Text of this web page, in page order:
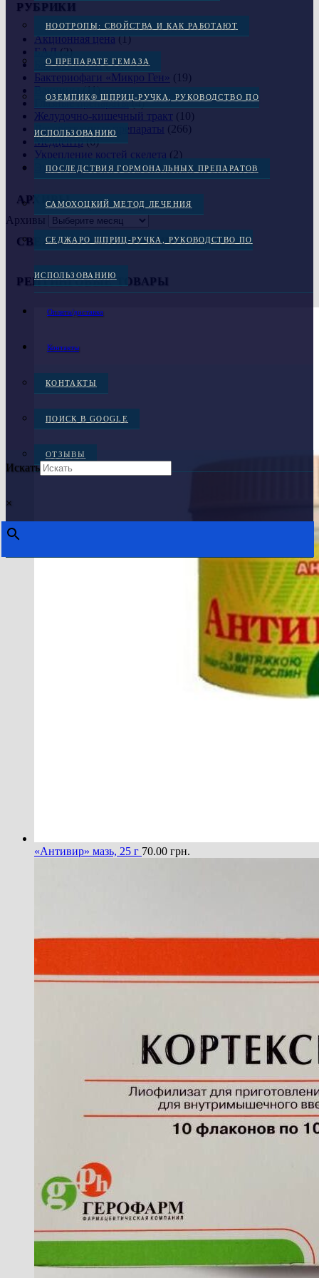
НООТРОПЫ: СВОЙСТВА И КАК РАБОТАЮТ
О ПРЕПАРАТЕ ГЕМАЗА
ОЗЕМПИК® ШПРИЦ-РУЧКА, РУКОВОДСТВО ПО
ИСПОЛЬЗОВАНИЮ
ПОСЛЕДСТВИЯ ГОРМОНАЛЬНЫХ ПРЕПАРАТОВ
САМОХОЦКИЙ МЕТОД ЛЕЧЕНИЯ
СЕДЖАРО ШПРИЦ-РУЧКА, РУКОВОДСТВО ПО
ИСПОЛЬЗОВАНИЮ
Оплата/доставка
Контакты
КОНТАКТЫ
ПОИСК В GOOGLE
ОТЗЫВЫ
Искать
×
РУБРИКИ
Акционная цена(1)
БАД (2)
Бактериофаги(21)
Бактериофаги «Микро Ген» (19)
Вакцины
(11)
Глазные препараты(4)
Желудочно-кишечный тракт (10)
Лекарственные препараты (266)
Медцентр(6)
Укрепление костей скелета (2)
Эубиотики(4)
АРХИВЫ
Архивы
СВЕЖИЕ КОММЕНТАРИИ
РЕЙТИНГОВЫЕ ТОВАРЫ
«Антивир» мазь, 25 г 70.00 грн.